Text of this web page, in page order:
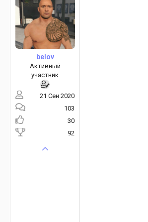
belov
Активный
участник
21 Сен 2020
103
30
92